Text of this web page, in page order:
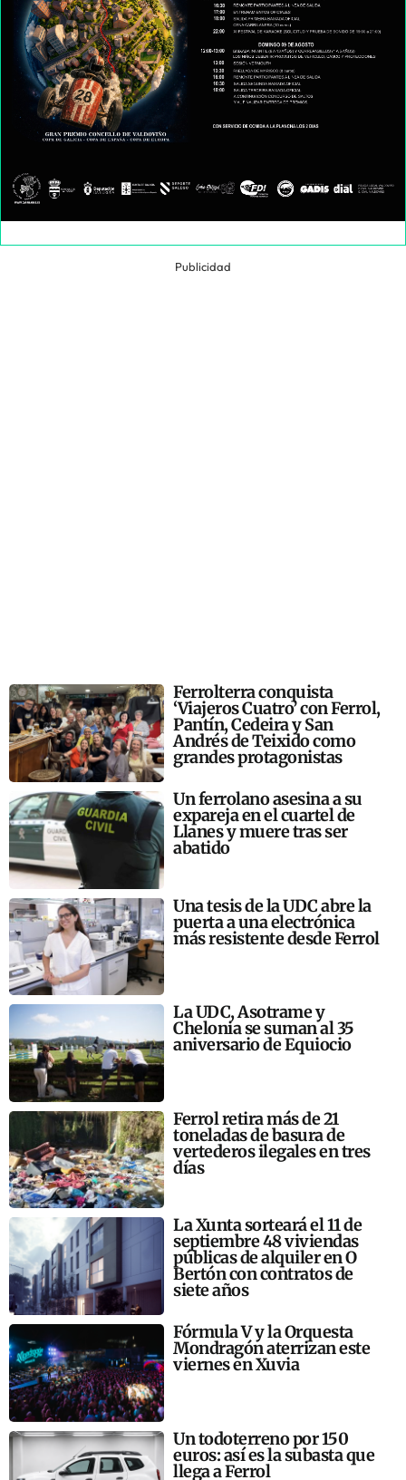
Publicidad
Ferrolterra conquista
‘Viajeros Cuatro’ con Ferrol,
Pantín, Cedeira y San
Andrés de Teixido como
grandes protagonistas
Un ferrolano asesina a su
expareja en el cuartel de
Llanes y muere tras ser
abatido
Una tesis de la UDC abre la
puerta a una electrónica
más resistente desde Ferrol
La UDC, Asotrame y
Chelonia se suman al 35
aniversario de Equiocio
Ferrol retira más de 21
toneladas de basura de
vertederos ilegales en tres
días
La Xunta sorteará el 11 de
septiembre 48 viviendas
públicas de alquiler en O
Bertón con contratos de
siete años
Fórmula V y la Orquesta
Mondragón aterrizan este
viernes en Xuvia
Un todoterreno por 150
euros: así es la subasta que
llega a Ferrol